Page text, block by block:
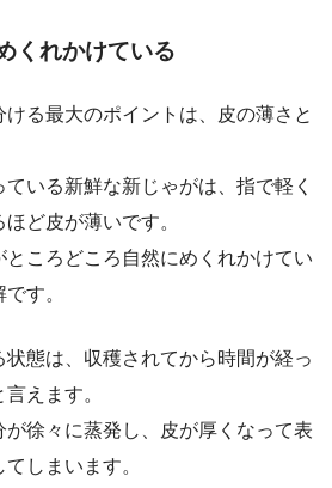
くれかけている
る最大のポイントは、皮の薄さと
いる新鮮な新じゃがは、指で軽く
ど皮が薄いです。
ところどころ自然にめくれかけてい
す。
状態は、収穫されてから時間が経っ
えます。
徐々に蒸発し、皮が厚くなって表
しまいます。